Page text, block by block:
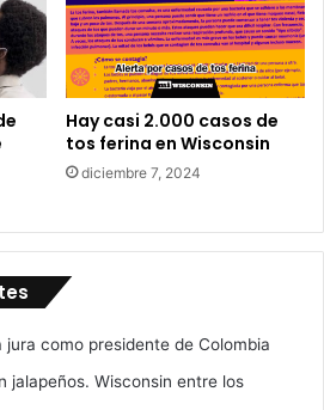
Hay casi 2.000 casos de
tos ferina en Wisconsin
diciembre 7, 2024
jura como presidente de Colombia
jalapeños. Wisconsin entre los